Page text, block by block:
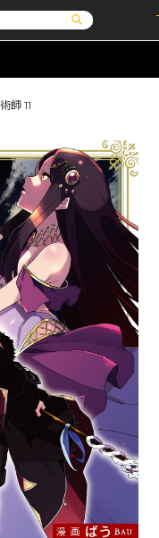
ライトノベル
ノベルス
ノベルスf
お問い合わせはこちら
オーバーラップノベルス
ロサージュノベルス
コミッククリエ
コミックパルフェ
イ
師 11